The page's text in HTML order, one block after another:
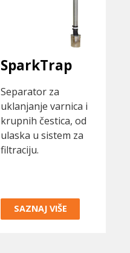
SparkTrap
Separator za
uklanjanje varnica i
krupnih čestica, od
ulaska u sistem za
filtraciju.
SAZNAJ VIŠE